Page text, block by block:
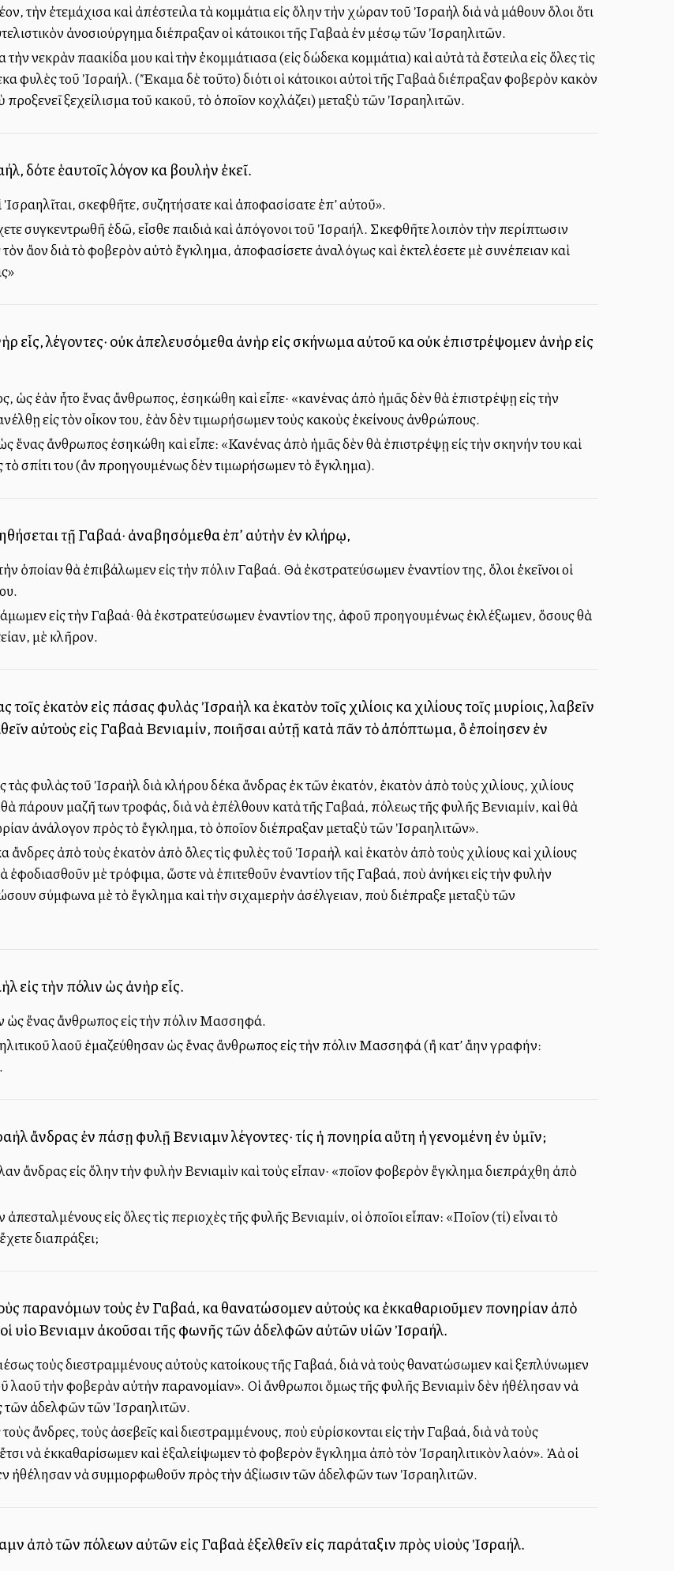
τὴν ἐτεμάχισα καὶ ἀπέστειλα τὰ κομμάτια εἰς ὅλην τὴν χώραν τοῦ Ἰσραὴλ διὰ νὰ μάθουν ὅλοι ὅτι
ἀνοσιούργημα διέπραξαν οἱ κάτοικοι τῆς Γαβαὰ ἐν μέσῳ τῶν Ἰσραηλιτῶν.
νεκρὰν παλλακίδα μου καὶ τὴν ἐκομμάτιασα (εἰς δώδεκα κομμάτια) καὶ αὐτὰ τὰ ἔστειλα εἰς ὅλες τὶς
φυλὲς τοῦ Ἰσραήλ. (Ἔκαμα δὲ τοῦτο) διότι οἱ κάτοικοι αὐτοὶ τῆς Γαβαὰ διέπραξαν φοβερὸν κακὸν
ξεχείλισμα τοῦ κακοῦ, τὸ ὁποῖον κοχλάζει) μεταξὺ τῶν Ἰσραηλιτῶν.
δότε ἑαυτοῖς λόγον καὶ βουλὴν ἐκεῖ.
Ἰσραηλῖται, σκεφθῆτε, συζητήσατε καὶ ἀποφασίσατε ἐπ’ αὐτοῦ».
συγκεντρωθῆ ἐδῶ, εἶσθε παιδιὰ καὶ ἀπόγονοι τοῦ Ἰσραήλ. Σκεφθῆτε λοιπὸν τὴν περίπτωσιν
ἄλλον διὰ τὸ φοβερὸν αὐτὸ ἔγκλημα, ἀποφασίσετε ἀναλόγως καὶ ἐκτελέσετε μὲ συνέπειαν καὶ
εἷς, λέγοντες· οὐκ ἀπελευσόμεθα ἀνὴρ εἰς σκήνωμα αὐτοῦ καὶ οὐκ ἐπιστρέψομεν ἀνὴρ εἰς
ὡς ἐὰν ἦτο ἔνας ἄνθρωπος, ἐσηκώθη καὶ εἶπε· «κανένας ἀπὸ ἡμᾶς δὲν θὰ ἐπιστρέψῃ εἰς τὴν
εἰς τὸν οἶκον του, ἐὰν δὲν τιμωρήσωμεν τοὺς κακοὺς ἐκείνους ἀνθρώπους.
ἕνας ἄνθρωπος ἐσηκώθη καὶ εἶπε: «Κανένας ἀπὸ ἡμᾶς δὲν θὰ ἐπιστρέψῃ εἰς τὴν σκηνήν του καὶ
τὸ σπίτι του (ἂν προηγουμένως δὲν τιμωρήσωμεν τὸ ἔγκλημα).
τῇ Γαβαά· ἀναβησόμεθα ἐπ’ αὐτὴν ἐν κλήρῳ,
ὁποίαν θὰ ἐπιβάλωμεν εἰς τὴν πόλιν Γαβαά. Θὰ ἐκστρατεύσωμεν ἐναντίον της, ὅλοι ἐκεῖνοι οἱ
εἰς τὴν Γαβαά· θὰ ἐκστρατεύσωμεν ἐναντίον της, ἀφοῦ προηγουμένως ἐκλέξωμεν, ὅσους θὰ
μὲ κλῆρον.
ἑκατὸν εἰς πάσας φυλὰς Ἰσραὴλ καὶ ἑκατὸν τοῖς χιλίοις καὶ χιλίους τοῖς μυρίοις, λαβεῖν
αὐτοὺς εἰς Γαβαὰ Βενιαμίν, ποιῆσαι αὐτῇ κατὰ πᾶν τὸ ἀπόπτωμα, ὃ ἐποίησεν ἐν
φυλὰς τοῦ Ἰσραὴλ διὰ κλήρου δέκα ἄνδρας ἐκ τῶν ἑκατόν, ἑκατὸν ἀπὸ τοὺς χιλίους, χιλίους
πάρουν μαζῆ των τροφάς, διὰ νὰ ἐπέλθουν κατὰ τῆς Γαβαά, πόλεως τῆς φυλῆς Βενιαμίν, καὶ θὰ
ἀνάλογον πρὸς τὸ ἔγκλημα, τὸ ὁποῖον διέπραξαν μεταξὺ τῶν Ἰσραηλιτῶν».
ἀπὸ τοὺς ἑκατὸν ἀπὸ ὅλες τὶς φυλὲς τοῦ Ἰσραὴλ καὶ ἑκατὸν ἀπὸ τοὺς χιλίους καὶ χιλίους
ἐφοδιασθοῦν μὲ τρόφιμα, ὥστε νὰ ἐπιτεθοῦν ἐναντίον τῆς Γαβαά, ποὺ ἀνήκει εἰς τὴν φυλὴν
σύμφωνα μὲ τὸ ἔγκλημα καὶ τὴν σιχαμερὴν ἀσέλγειαν, ποὺ διέπραξε μεταξὺ τῶν
εἰς τὴν πόλιν ὡς ἀνὴρ εἷς.
ὡς ἕνας ἄνθρωπος εἰς τὴν πόλιν Μασσηφά.
λαοῦ ἐμαζεύθησαν ὡς ἕνας ἄνθρωπος εἰς τὴν πόλιν Μασσηφά (ἢ κατ’ ἄλλην γραφήν:
ἄνδρας ἐν πάσῃ φυλῇ Βενιαμὶν λέγοντες· τίς ἡ πονηρία αὕτη ἡ γενομένη ἐν ὑμῖν;
ἄνδρας εἰς ὅλην τὴν φυλὴν Βενιαμὶν καὶ τοὺς εἶπαν· «ποῖον φοβερὸν ἔγκλημα διεπράχθη ἀπὸ
εἰς ὅλες τὶς περιοχὲς τῆς φυλῆς Βενιαμίν, οἱ ὁποῖοι εἶπαν: «Ποῖον (τί) εἶναι τὸ
διαπράξει;
παρανόμων τοὺς ἐν Γαβαά, καὶ θανατώσομεν αὐτοὺς καὶ ἐκκαθαριοῦμεν πονηρίαν ἀπὸ
υἱοὶ Βενιαμὶν ἀκοῦσαι τῆς φωνῆς τῶν ἀδελφῶν αὐτῶν υἱῶν Ἰσραήλ.
τοὺς διεστραμμένους αὐτοὺς κατοίκους τῆς Γαβαά, διὰ νὰ τοὺς θανατώσωμεν καὶ ξεπλύνωμεν
λαοῦ τὴν φοβερὰν αὐτὴν παρανομίαν». Οἱ ἄνθρωποι ὅμως τῆς φυλῆς Βενιαμὶν δὲν ἠθέλησαν νὰ
τῶν ἀδελφῶν τῶν Ἰσραηλιτῶν.
ἄνδρες, τοὺς ἀσεβεῖς καὶ διεστραμμένους, ποὺ εὑρίσκονται εἰς τὴν Γαβαά, διὰ νὰ τοὺς
νὰ ἐκκαθαρίσωμεν καὶ ἑξαλείψωμεν τὸ φοβερὸν ἔγκλημα ἀπὸ τὸν Ἰσραηλιτικὸν λαόν». Ἀλλὰ οἱ
ἠθέλησαν νὰ συμμορφωθοῦν πρὸς τὴν ἀξίωσιν τῶν ἀδελφῶν των Ἰσραηλιτῶν.
ἀπὸ τῶν πόλεων αὐτῶν εἰς Γαβαὰ ἐξελθεῖν εἰς παράταξιν πρὸς υἱοὺς Ἰσραήλ.